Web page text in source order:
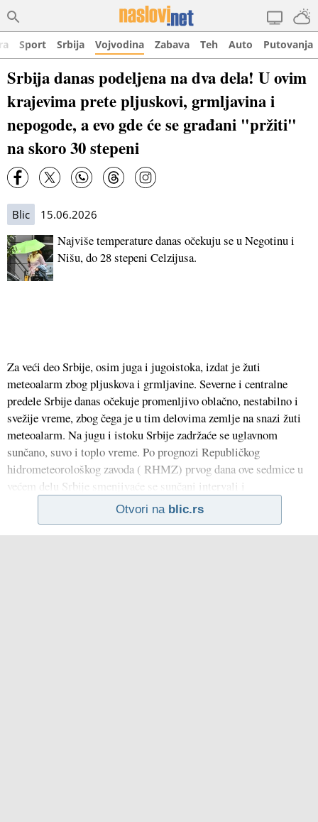
Sport Srbija Vojvodina Zabava Teh Auto Putovanja
Srbija danas podeljena na dva dela! U ovim
krajevima prete pljuskovi, grmljavina i
nepogode, a evo gde će se građani "pržiti"
na skoro 30 stepeni
Blic 15.06.2026
Najviše temperature danas očekuju se u Negotinu i
Nišu, do 28 stepeni Celzijusa.
Za veći deo Srbije, osim juga i jugoistoka, izdat je žuti
meteoalarm zbog pljuskova i grmljavine. Severne i centralne
predele Srbije danas očekuje promenljivo oblačno, nestabilno i
svežije vreme, zbog čega je u tim delovima zemlje na snazi žuti
meteoalarm. Na jugu i istoku Srbije zadržaće se uglavnom
sunčano, suvo i toplo vreme. Po prognozi Republičkog
hidrometeorološkog zavoda ( RHMZ) prvog dana ove sedmice u
većem delu Srbije smenjivaće se sunčani intervali i
Otvori na blic.rs